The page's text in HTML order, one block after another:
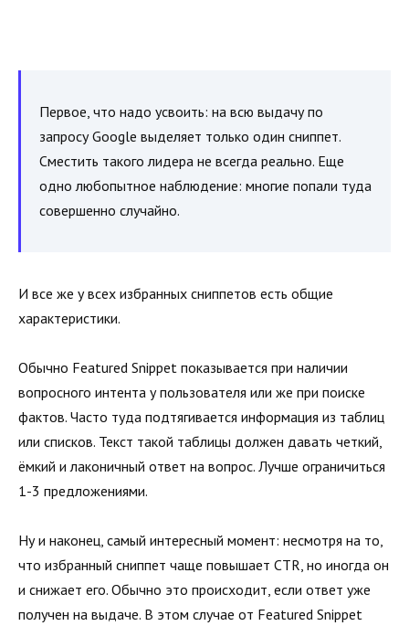
Первое, что надо усвоить: на всю выдачу по
запросу Google выделяет только один сниппет.
Сместить такого лидера не всегда реально. Еще
одно любопытное наблюдение: многие попали туда
совершенно случайно.
И все же у всех избранных сниппетов есть общие
характеристики.
Обычно Featured Snippet показывается при наличии
вопросного интента у пользователя или же при поиске
фактов. Часто туда подтягивается информация из таблиц
или списков. Текст такой таблицы должен давать четкий,
ёмкий и лаконичный ответ на вопрос. Лучше ограничиться
1-3 предложениями.
Ну и наконец, самый интересный момент: несмотря на то,
что избранный сниппет чаще повышает CTR, но иногда он
и снижает его. Обычно это происходит, если ответ уже
получен на выдаче. В этом случае от Featured Snippet